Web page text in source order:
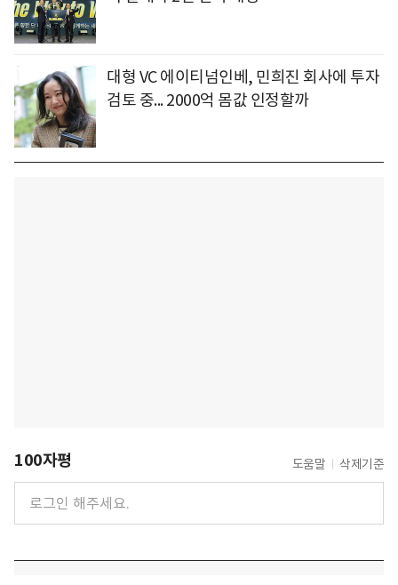
대형 VC 에이티넘인베, 민희진 회사에 투자
검토 중... 2000억 몸값 인정할까
100자평 도움말 삭제기준